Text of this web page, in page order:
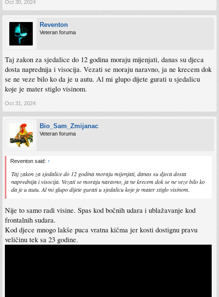
Oct 30, 2024
Reventon
Veteran foruma
Taj zakon za sjedalice do 12 godina moraju mijenjati, danas su djeca
dosta naprednija i visocija. Vezati se moraju naravno, ja ne krecem dok
se ne veze bilo ko da je u autu. Al mi glupo dijete gurati u sjedalicu
koje je mater stiglo visinom.
Oct 31, 2024
Bio_Sam_Zmijanac
Veteran foruma
Reventon said: ↑
Taj zakon za sjedalice do 12 godina moraju mijenjati, danas su djeca dosta
naprednija i visocija. Vezati se moraju naravno, ja ne krecem dok se ne veze bilo ko
da je u autu. Al mi glupo dijete gurati u sjedalicu koje je mater stiglo visinom.
Nije to samo radi visine. Spas kod bočnih udara i ublažavanje kod
frontalnih sudara.
Kod djece mnogo lakše puca vratna kičma jer kosti dostignu pravu
veličinu tek sa 23 godine.